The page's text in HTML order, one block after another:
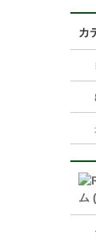
カ
ム